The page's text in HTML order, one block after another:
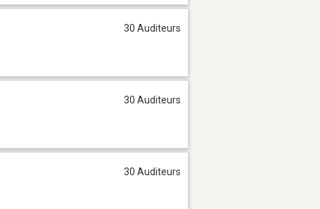
30 Auditeurs
30 Auditeurs
30 Auditeurs